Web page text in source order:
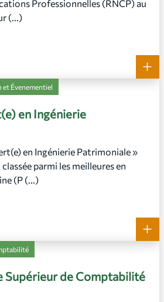
Professionnelles (RNCP) au
(...)
+
et Évenementiel
en Ingénierie
en Ingénierie Patrimoniale »
parmi les meilleures en
(P (...)
+
Supérieur de Comptabilité